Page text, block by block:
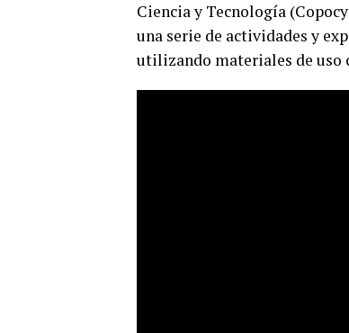
Ciencia y Tecnología
una serie de actividades y
utilizando materiales de uso